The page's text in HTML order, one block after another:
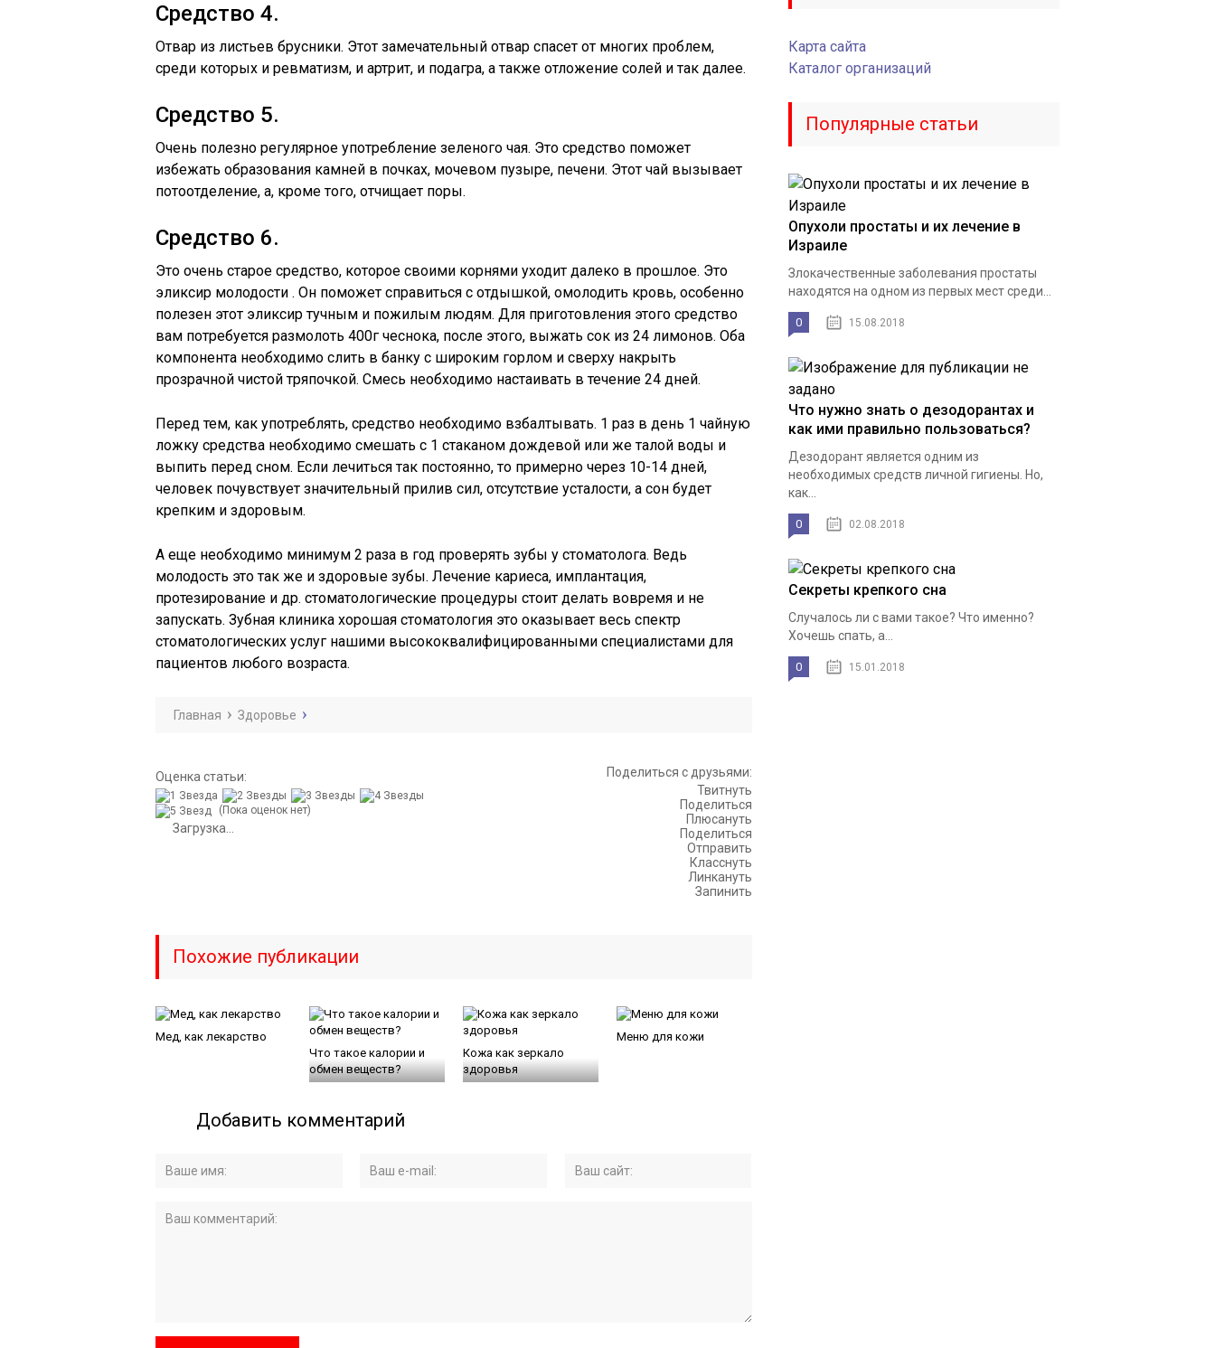
Средство 4.
Отвар из листьев брусники. Этот замечательный отвар спасет от многих проблем,
среди которых и ревматизм, и артрит, и подагра, а также отложение солей и так далее.
Средство 5.
Очень полезно регулярное употребление зеленого чая. Это средство поможет
избежать образования камней в почках, мочевом пузыре, печени. Этот чай вызывает
потоотделение, а, кроме того, отчищает поры.
Средство 6.
Это очень старое средство, которое своими корнями уходит далеко в прошлое. Это
эликсир молодости . Он поможет справиться с отдышкой, омолодить кровь, особенно
полезен этот эликсир тучным и пожилым людям. Для приготовления этого средство
вам потребуется размолоть 400г чеснока, после этого, выжать сок из 24 лимонов. Оба
компонента необходимо слить в банку с широким горлом и сверху накрыть
прозрачной чистой тряпочкой. Смесь необходимо настаивать в течение 24 дней.
Перед тем, как употреблять, средство необходимо взбалтывать. 1 раз в день 1 чайную
ложку средства необходимо смешать с 1 стаканом дождевой или же талой воды и
выпить перед сном. Если лечиться так постоянно, то примерно через 10-14 дней,
человек почувствует значительный прилив сил, отсутствие усталости, а сон будет
крепким и здоровым.
А еще необходимо минимум 2 раза в год проверять зубы у стоматолога. Ведь
молодость это так же и здоровые зубы. Лечение кариеса, имплантация,
протезирование и др. стоматологические процедуры стоит делать вовремя и не
запускать. Зубная клиника хорошая стоматология это оказывает весь спектр
стоматологических услуг нашими высококвалифицированными специалистами для
пациентов любого возраста.
Главная Здоровье
Оценка статьи:
(Пока оценок нет)
Загрузка...
Поделиться с друзьями:
Твитнуть
Поделиться
Плюсануть
Поделиться
Отправить
Класснуть
Линкануть
Запинить
Похожие публикации
Мед, как лекарство
Что такое калории и
обмен веществ?
Кожа как зеркало
здоровья
Меню для кожи
Добавить комментарий
Карта сайта
Каталог организаций
Популярные статьи
Опухоли простаты и их лечение в
Израиле
Злокачественные заболевания простаты
находятся на одном из первых мест среди...
0 15.08.2018
Что нужно знать о дезодорантах и
как ими правильно пользоваться?
Дезодорант является одним из
необходимых средств личной гигиены. Но,
как...
0 02.08.2018
Секреты крепкого сна
Случалось ли с вами такое? Что именно?
Хочешь спать, а...
0 15.01.2018